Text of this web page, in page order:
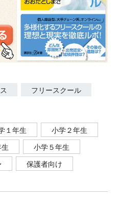
フリースクール
１年生
小学２年生
小学５年生
保護者向け